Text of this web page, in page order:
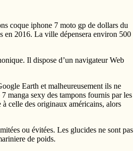
coque iphone 7 moto gp de dollars du
en 2016. La ville dépensera environ 500
Il dispose d’un navigateur Web
Earth et malheureusement ils ne
manga sexy des tampons fournis par les
celle des originaux américains, alors
ou évitées. Les glucides ne sont pas
de poids.